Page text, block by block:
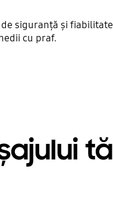
siguranță și
cu praf.